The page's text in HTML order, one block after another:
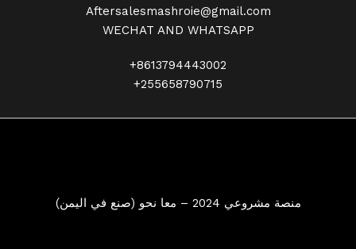
Aftersalesmashroie@gmail.com
WECHAT AND WHATSAPP
+8613794443002
+255658790715
منصة مشروعي 2024 – معا نحو (صنع في اليمن)